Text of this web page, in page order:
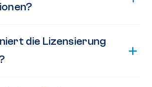
die Lizensierung